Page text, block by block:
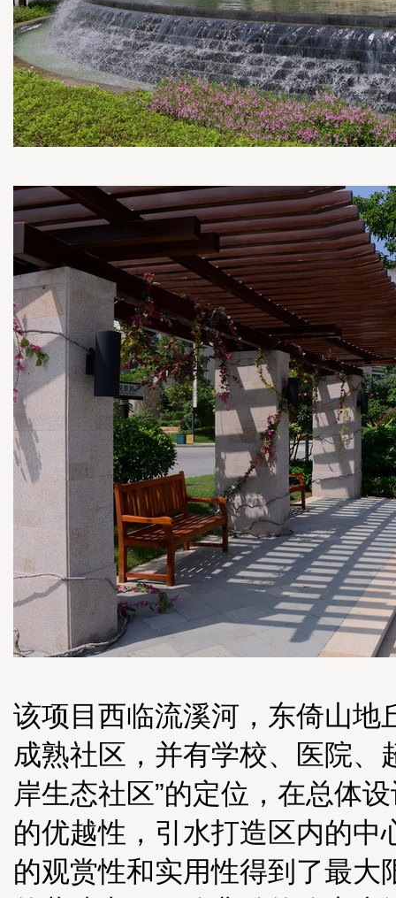
该项目西临流溪河，东倚山地
成熟社区，并有学校、医院、
岸生态社区”的定位，在总体
的优越性，引水打造区内的
的观赏性和实用性得到了最